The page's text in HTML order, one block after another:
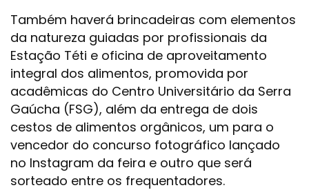
Também haverá brincadeiras com elementos
da natureza guiadas por profissionais da
Estação Téti e oficina de aproveitamento
integral dos alimentos, promovida por
acadêmicas do Centro Universitário da Serra
Gaúcha (FSG), além da entrega de dois
cestos de alimentos orgânicos, um para o
vencedor do concurso fotográfico lançado
no Instagram da feira e outro que será
sorteado entre os frequentadores.